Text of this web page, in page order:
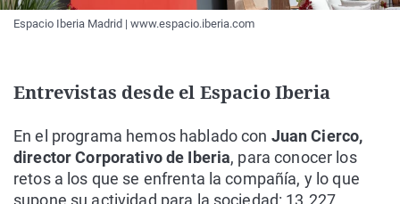
Espacio Iberia Madrid | www.espacio.iberia.com
Entrevistas desde el Espacio Iberia
En el programa hemos hablado con Juan Cierco,
director Corporativo de Iberia, para conocer los
retos a los que se enfrenta la compañía, y lo que
supone su actividad para la sociedad: 13.227